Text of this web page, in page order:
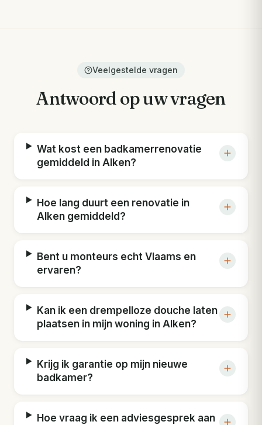
Veelgestelde vragen
Antwoord op uw vragen
Wat kost een badkamerrenovatie
gemiddeld in Alken?
Hoe lang duurt een renovatie in
Alken gemiddeld?
Bent u monteurs echt Vlaams en
ervaren?
Kan ik een drempelloze douche laten
plaatsen in mijn woning in Alken?
Krijg ik garantie op mijn nieuwe
badkamer?
Hoe vraag ik een adviesgesprek aan